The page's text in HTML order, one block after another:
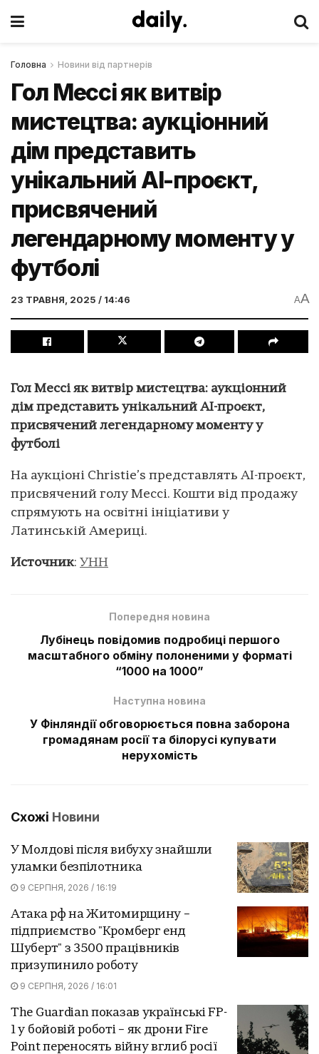
Головна Новини від партнерів
Гол Мессі як витвір
мистецтва: аукціонний
дім представить
унікальний AI-проєкт,
присвячений
легендарному моменту у
футболі
23 ТРАВНЯ, 2025 / 14:46 AA
Гол Мессі як витвір мистецтва: аукціонний
дім представить унікальний AI-проєкт,
присвячений легендарному моменту у
футболі
На аукціоні Christie’s представлять AI-проєкт,
присвячений голу Мессі. Кошти від продажу
спрямують на освітні ініціативи у
Латинській Америці.
Источник: УНН
Попередня новина
Лубінець повідомив подробиці першого
масштабного обміну полоненими у форматі
“1000 на 1000”
Наступна новина
У Фінляндії обговорюється повна заборона
громадянам росії та білорусі купувати
нерухомість
Схожі Новини
У Молдові після вибуху знайшли
уламки безпілотника
9 СЕРПНЯ, 2026 / 16:19
Атака рф на Житомирщину –
підприємство "Кромберг енд
Шуберт" з 3500 працівників
призупинило роботу
9 СЕРПНЯ, 2026 / 16:01
The Guardian показав українські FP-
1 у бойовій роботі – як дрони Fire
Point переносять війну вглиб росії